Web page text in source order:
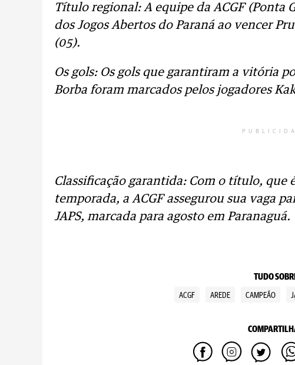
Título regional: A equipe da ACGF (Ponta
dos Jogos Abertos do Paraná ao vencer
(05).
Os gols: Os gols que garantiram a vitória
Borba foram marcados pelos jogadores
Classificação garantida: Com o título, que
temporada, a ACGF assegurou sua vaga
JAPS, marcada para agosto em Paranaguá.
TUDO
ACGF AREDE CAMPEÃO